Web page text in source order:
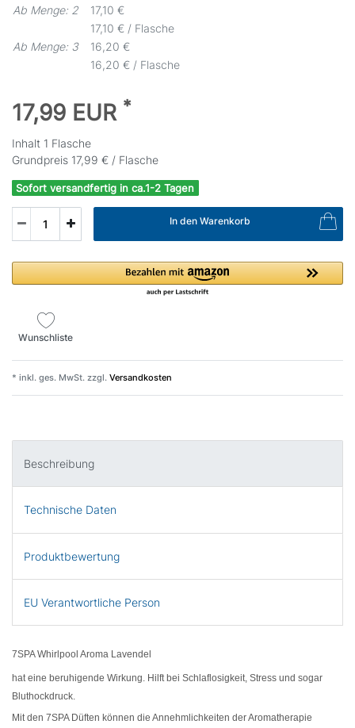
Ab Menge: 2
17,10 €
17,10 € / Flasche
Ab Menge: 3
16,20 €
16,20 € / Flasche
17,99 EUR *
Inhalt 1 Flasche
Grundpreis 17,99 € / Flasche
Sofort versandfertig in ca.1-2 Tagen
In den Warenkorb
Wunschliste
* inkl. ges. MwSt. zzgl. Versandkosten
Beschreibung
Technische Daten
Produktbewertung
EU Verantwortliche Person
7SPA Whirlpool Aroma Lavendel
hat eine beruhigende Wirkung. Hilft bei Schlaflosigkeit, Stress und sogar
Bluthockdruck.
Mit den 7SPA Düften können die Annehmlichkeiten der Aromatherapie